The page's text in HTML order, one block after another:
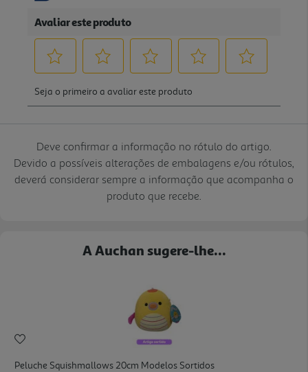
Deve confirmar a informação no rótulo do artigo.
Devido a possíveis alterações de embalagens e/ou rótulos,
deverá considerar sempre a informação que acompanha o
produto que recebe.
A Auchan sugere-lhe...
Peluche Squishmallows 20cm Modelos Sortidos